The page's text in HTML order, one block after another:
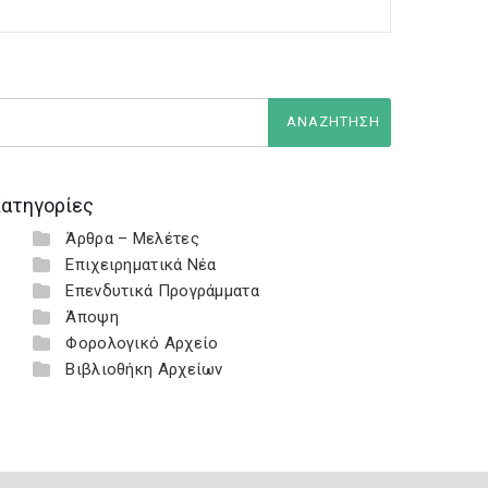
Άρθρα – Μελέτες
Επιχειρηματικά Νέα
Επενδυτικά Προγράμματα
Άποψη
Φορολογικό Αρχείο
Βιβλιοθήκη Αρχείων